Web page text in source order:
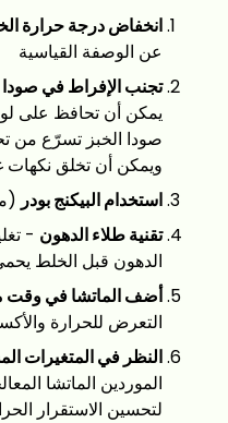
انخفاض درجة حرارة
عن الوصفة القياسية
تجنب الإفراط في صودا
يمكن أن تحافظ على
صودا الخبز تسرّع من
ويمكن أن تخلق نكهات
استخدام البيكنج بودر
تقنية طلاء الدهون -
الدهون قبل الخلط
أضف الماتشا في وقت
التعرض للحرارة
النظر في المتغيرات
الموردين الماتشا
لتحسين الاستقرار